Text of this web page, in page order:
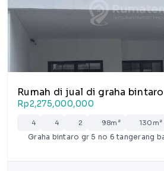
Rumah di jual di graha bintaro
Rp2,275,000,000
4 4 2 98m² 130m²
Graha bintaro gr 5 no 6 tangerang